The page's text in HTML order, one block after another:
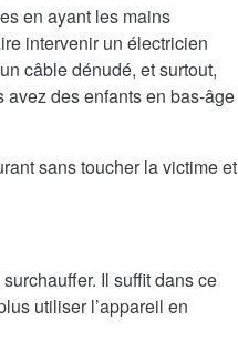
en ayant les mains
intervenir un électricien
câble dénudé, et surtout,
avez des enfants en bas-âge
sans toucher la victime et
Il suffit dans ce
utiliser l’appareil en